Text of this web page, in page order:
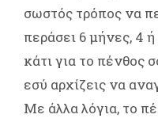
σωστός τρόπος να
περάσει 6 μήνες, 4
κάτι για το πένθος
εσύ αρχίζεις να
Με άλλα λόγια, το